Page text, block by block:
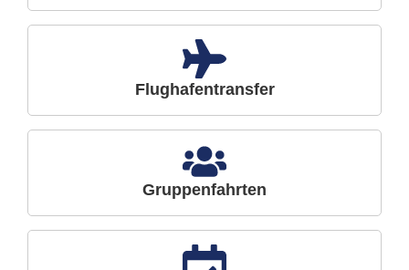
Flughafentransfer
Gruppenfahrten